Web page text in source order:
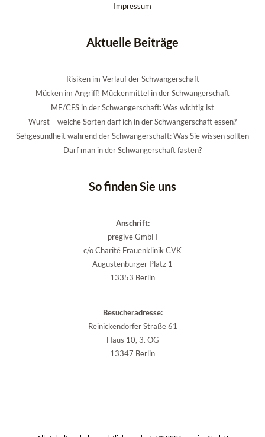
Impressum
Aktuelle Beiträge
Risiken im Verlauf der Schwangerschaft
Mücken im Angriff! Mückenmittel in der Schwangerschaft
ME/CFS in der Schwangerschaft: Was wichtig ist
Wurst – welche Sorten darf ich in der Schwangerschaft essen?
Sehgesundheit während der Schwangerschaft: Was Sie wissen sollten
Darf man in der Schwangerschaft fasten?
So finden Sie uns
Anschrift:
pregive GmbH
c/o Charité Frauenklinik CVK
Augustenburger Platz 1
13353 Berlin
Besucheradresse:
Reinickendorfer Straße 61
Haus 10, 3. OG
13347 Berlin